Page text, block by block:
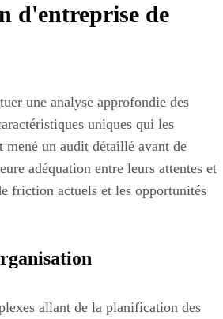
d'entreprise de
une analyse approfondie des
uniques qui les
mené un audit détaillé avant de
adéquation entre leurs attentes et
friction actuels et les opportunités
allant de la planification des